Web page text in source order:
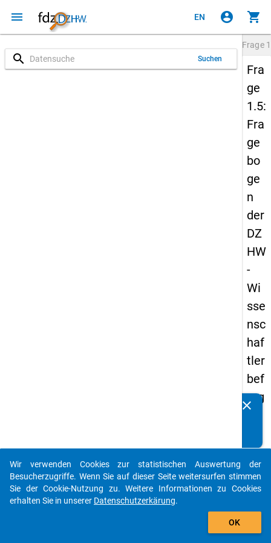
menu EN account_circle shopping_cart
search Suchen
Frage
Fra
ge
1.5:
Fra
ge
bo
ge
n
der
DZ
HW
-
Wi
sse
nsc
haf
tler
bef
rag
20
16
1.5
clear
auto_stories
add_shopping_cart
Wir verwenden Cookies zur statistischen Auswertung der
Besucherzugriffe. Wenn Sie auf dieser Seite weitersurfen stimmen
Sie der Cookie-Nutzung zu. Weitere Informationen zu Cookies
erhalten Sie in unserer Datenschutzerkärung.
OK